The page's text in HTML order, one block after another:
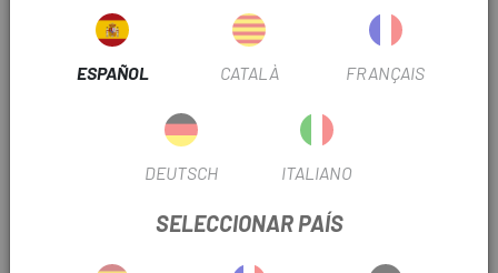
Soporte de gafas delantero: hueco definido en la parte
frontal del casco para colocar las gafas en una posición
segura y aerodinámica durante la conducción
Acti Cage™: permite mayores aberturas de ventilación con
gran estabilidad gracias al refuerzo estructural espumado
Pegatina reflectante: para una mejor visibilidad en la
ESPAÑOL CATALÀ FRANÇAIS
DEUTSCH ITALIANO
SELECCIONAR PAÍS